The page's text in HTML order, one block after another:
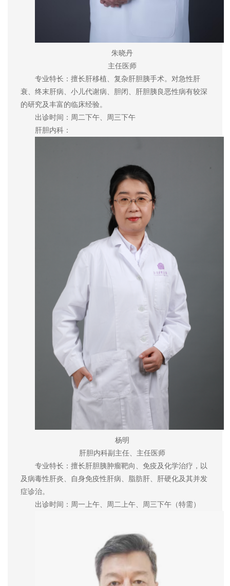
朱晓丹
主任医师
专业特长：擅长肝移植、复杂肝胆胰手术。对急性肝
衰、终末肝病、小儿代谢病、胆闭、肝胆胰良恶性病有较深
的研究及丰富的临床经验。
出诊时间：周二下午、周三下午
肝胆内科：
杨明
肝胆内科副主任、主任医师
专业特长：擅长肝胆胰肿瘤靶向、免疫及化学治疗，以
及病毒性肝炎、自身免疫性肝病、脂肪肝、肝硬化及其并发
症诊治。
出诊时间：周一上午、周二上午、周三下午（特需）